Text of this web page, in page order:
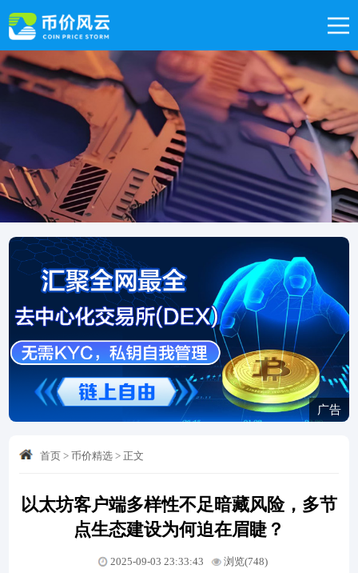
广告
首页> 币价精选> 正文
以太坊客户端多样性不足暗藏风险，多节
点生态建设为何迫在眉睫？
2025-09-03 23:33:43 浏览(748)